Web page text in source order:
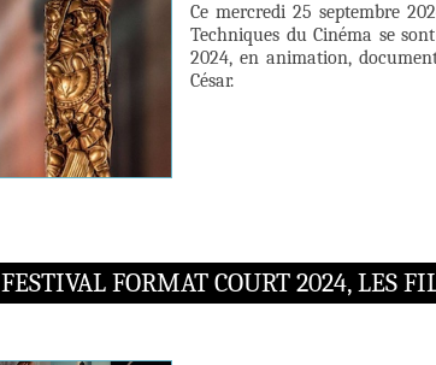
Ce mercredi 25 septembre
Techniques du Cinéma se
2024, en animation,
César.
FESTIVAL FORMAT COURT 2024, LES